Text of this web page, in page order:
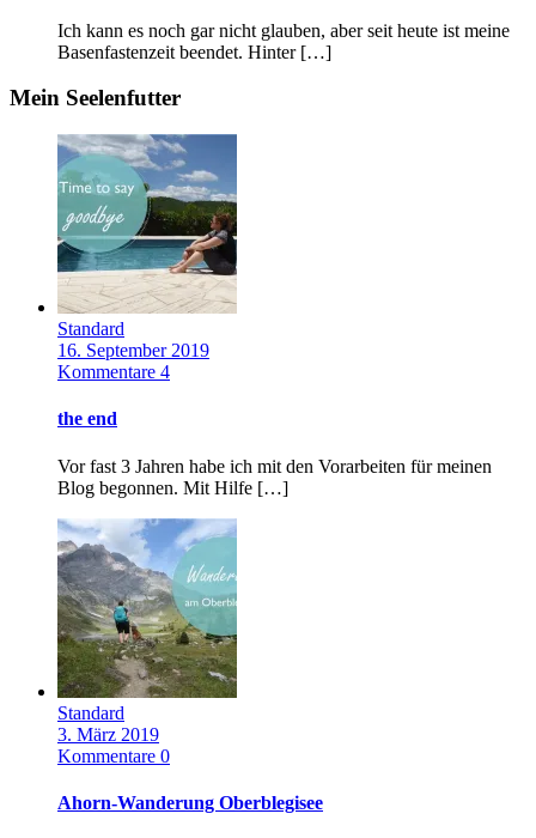
Ich kann es noch gar nicht glauben, aber seit heute ist meine
Basenfastenzeit beendet. Hinter […]
Mein Seelenfutter
Standard
16. September 2019
Kommentare 4
the end
Vor fast 3 Jahren habe ich mit den Vorarbeiten für meinen
Blog begonnen. Mit Hilfe […]
Standard
3. März 2019
Kommentare 0
Ahorn-Wanderung Oberblegisee